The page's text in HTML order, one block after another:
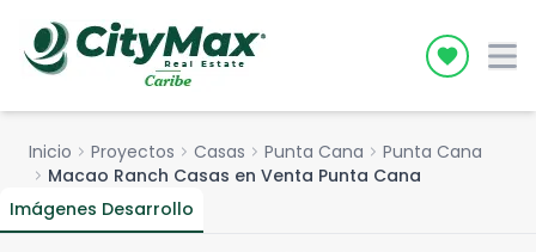
Icon
Inicio chevron_right Proyectos chevron_right Casas chevron_right Punta Cana chevron_right Punta Cana
chevron_right Macao Ranch Casas en Venta Punta Cana
Imágenes Desarrollo